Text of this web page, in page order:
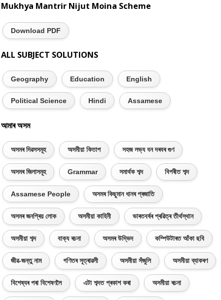
Mukhya Mantrir Nijut Moina Scheme
Download PDF
ALL SUBJECT SOLUTIONS
Geography Education English
Political Science Hindi Assamese
আমাৰ অসম
অসমৰ দিৱসসমূহ অসমীয়া কিতাপ সহজ লভ্য বন দৰবৰ গুণ
অসমৰ জিলাসমূহ Grammar সমাৰ্থক শব্দ বিপৰীত শব্দ
Assamese People অসমৰ কিছুমান ধানৰ প্ৰজাতি
অসমৰ জনপ্ৰিয় লোক অসমীয়া কাহিনী ভাৰতবৰ্ষৰ প্ৰৱিত্ৰ তীৰ্থস্থান
অসমীয়া শব্দ বাক্য ৰচনা অসমৰ উদ্ভিদ কম্পিউটাৰত আঁকা ছবি
জীৱ-জন্তু নাম গণিতৰ সূত্ৰাৱলী অসমীয়া সঁজুলি অসমীয়া ব্যাকৰণ
বিশেষ্যৰ পৰা বিশেষণলৈ এটা শব্দত প্ৰকাশ কৰা অসমীয়া ৰচনা